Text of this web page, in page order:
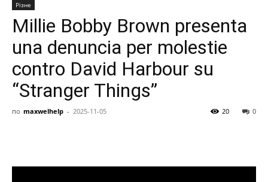
Різне
Millie Bobby Brown presenta
una denuncia per molestie
contro David Harbour su
“Stranger Things”
по maxwelhelp - 2025-11-05 0
20